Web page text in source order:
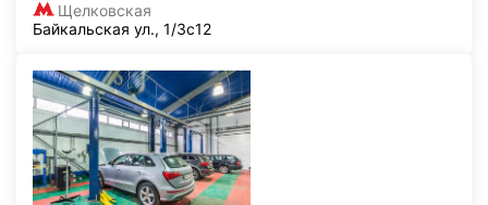
Щелковская
Байкальская ул., 1/3с12